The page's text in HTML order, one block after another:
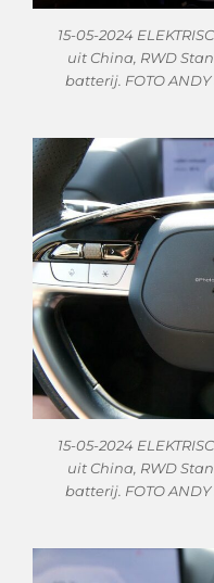
15-05-2024
uit China, RWD
batterij. FOTO ANDY
15-05-2024
uit China, RWD
batterij. FOTO ANDY